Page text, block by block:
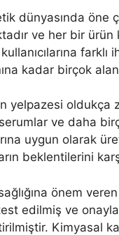
dünyasında öne
ve her bir ürün
kadar birçok
yelpazesi
ve daha
uygun olarak
beklentilerini
önem
edilmiş ve
Kimyasal